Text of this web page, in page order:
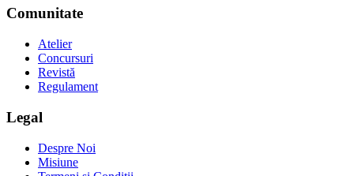
Comunitate
Atelier
Concursuri
Revistă
Regulament
Legal
Despre Noi
Misiune